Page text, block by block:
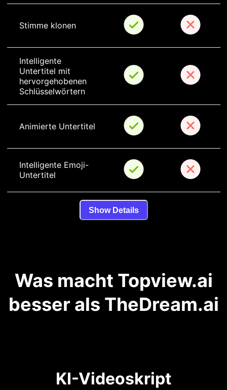
Stimme klonen
Intelligente
Untertitel mit
hervorgehobenen
Schlüsselwörtern
Animierte Untertitel
Intelligente Emoji-
Untertitel
Show Details
Was macht Topview.ai
besser als TheDream.ai
KI-Videoskript